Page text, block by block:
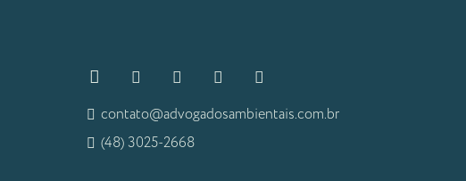
contato@advogadosambientais.com.br
(48) 3025-2668